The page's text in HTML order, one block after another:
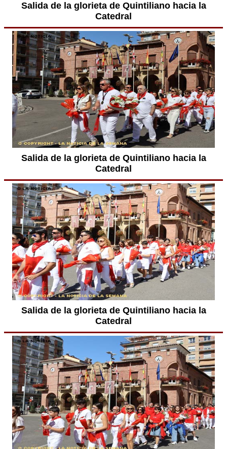
Salida de la glorieta de Quintiliano hacia la
Catedral
Salida de la glorieta de Quintiliano hacia la
Catedral
Salida de la glorieta de Quintiliano hacia la
Catedral